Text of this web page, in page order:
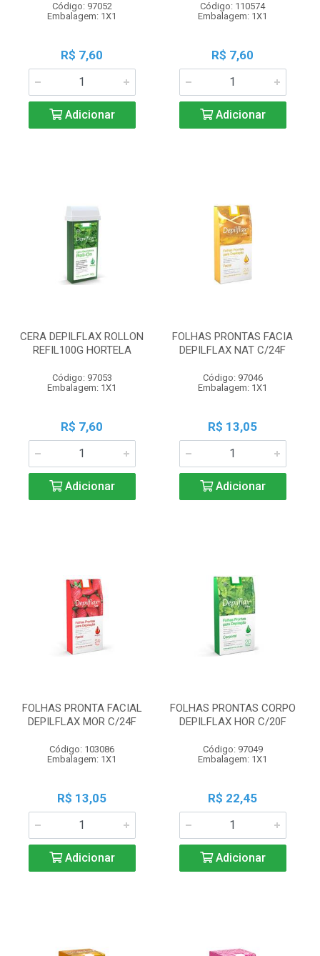
Código: 97052
Embalagem: 1X1
R$ 7,60
Adicionar
Código: 110574
Embalagem: 1X1
R$ 7,60
Adicionar
CERA DEPILFLAX ROLLON
REFIL100G HORTELA
Código: 97053
Embalagem: 1X1
R$ 7,60
Adicionar
FOLHAS PRONTAS FACIA
DEPILFLAX NAT C/24F
Código: 97046
Embalagem: 1X1
R$ 13,05
Adicionar
FOLHAS PRONTA FACIAL
DEPILFLAX MOR C/24F
Código: 103086
Embalagem: 1X1
R$ 13,05
Adicionar
FOLHAS PRONTAS CORPO
DEPILFLAX HOR C/20F
Código: 97049
Embalagem: 1X1
R$ 22,45
Adicionar